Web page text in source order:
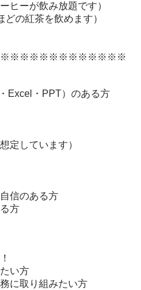
ヒーが飲み放題です）
の紅茶を飲めます）
Excel・PPT）のある方
定しています）
信のある方
方
い方
に取り組みたい方